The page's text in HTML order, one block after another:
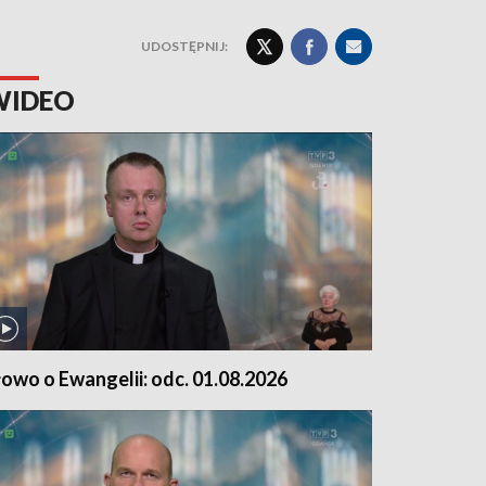
UDOSTĘPNIJ:
o Ewangelii: odc. 01.08.2026